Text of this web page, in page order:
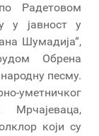
Радетовом
у јавност у
Шумадија“,
Обрена
песму.
уметничког
који су